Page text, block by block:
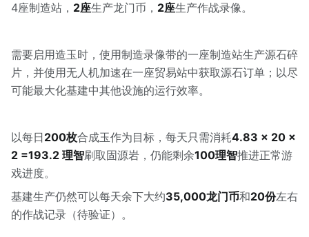
4座制造站， 2座生产龙门币， 2座生产作战录像。
需要启用造玉时，使用制造录像带的一座制造站生产源石碎
片，并使用无人机加速在一座贸易站中获取源石订单；以尽
可能最大化基建中其他设施的运行效率。
以每日200枚合成玉作为目标，每天只需消耗4.83 × 20 ×
2 =193.2 理智刷取固源岩，仍能剩余100理智推进正常游
戏进度。
基建生产仍然可以每天余下大约35,000龙门币和20份左右
的作战记录（待验证）。